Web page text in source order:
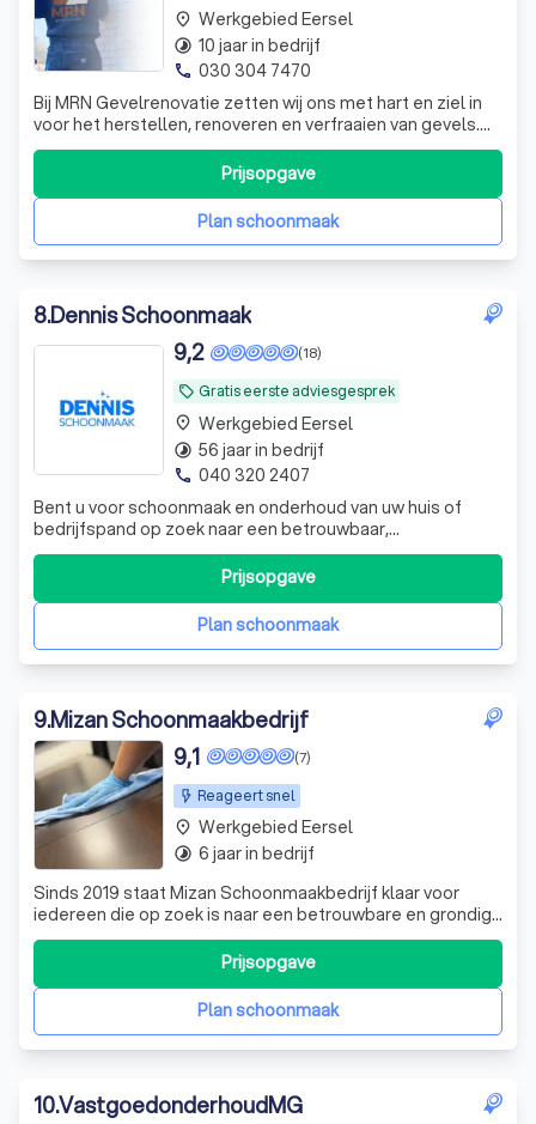
Bij MRN Gevelrenovatie zetten wij ons met hart en ziel in
voor het herstellen, renoveren en verfraaien van gevels.
Onze passie voor gevelrenovatie is diepgeworteld, en
met jarenlange ervaring bieden wij een service die verder
gaat dan alleen vakmanschap. Ons team van deskundigen
Plan schoonmaak
Prijsopgave
place Werkgebied Eersel
timelapse 10 jaar in bedrijf
phone 030 304 7470
8.Dennis Schoonmaak
local_offer Gratis eerste adviesgesprek
(18)
9,2
Bent u voor schoonmaak en onderhoud van uw huis of
bedrijfspand op zoek naar een betrouwbaar,
professioneel en efficiënt schoonmaakbedrijf? Zoek dan
niet verder, u bent bij ons aan het juiste adres! Wij zijn een
schoonmaakbedrijf met een betrouwbare en
servicegerichte reputatie, die zijn afspraken m
Plan schoonmaak
Prijsopgave
place Werkgebied Eersel
timelapse 56 jaar in bedrijf
phone 040 320 2407
9.Mizan Schoonmaakbedrijf
Reageert snel
(7)
9,1
Sinds 2019 staat Mizan Schoonmaakbedrijf klaar voor
iedereen die op zoek is naar een betrouwbare en grondige
schoonmaakpartner. Of je nu een particulier bent, een
bedrijf runt, of werkt in de zorg, het onderwijs, of de
bouwsector – wij zorgen ervoor dat je binnenruimtes weer
stralen. Met onze dienPlan schoonmaak
Prijsopgave
place Werkgebied Eersel
timelapse 6 jaar in bedrijf
10.VastgoedonderhoudMG